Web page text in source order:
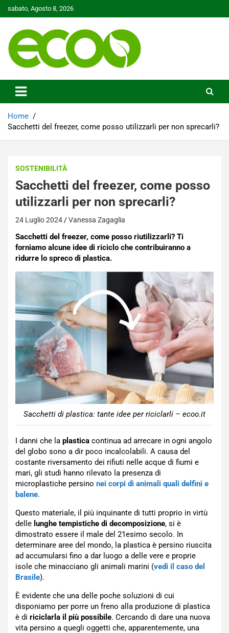
to
sabato, Agosto 8, 2026
Ecoo.it
Home
Sacchetti del freezer, come posso utilizzarli per non sprecarli?
SOSTENIBILITÀ
Sacchetti del freezer, come posso
utilizzarli per non sprecarli?
24 Luglio 2024 Vanessa Zagaglia
Sacchetti del freezer, come posso riutilizzarli? Ti
forniamo alcune idee di riciclo che contribuiranno a
ridurre lo spreco di plastica.
Sacchetti di plastica: tante idee per riciclarli – ecoo.it
I danni che la plastica continua ad arrecare in ogni angolo
del globo sono a dir poco incalcolabili. A causa del
costante riversamento dei rifiuti nelle acque di fiumi e
mari, gli studi hanno rilevato la presenza di
microplastiche persino nei corpi di animali quali delfini e
balene.
Questo materiale, il più inquinante di tutti proprio in virtù
delle lunghe tempistiche di decomposizione, si è
dimostrato essere il male del 21esimo secolo. In
determinare aree del mondo, la plastica è persino riuscita
ad accumularsi fino a dar luogo a delle vere e proprie
isole che minacciano gli animali marini (vedi il caso del
Brasile).
È evidente che una delle poche soluzioni di cui
disponiamo per porre un freno alla produzione di plastica
è di riciclarla il più possibile. Cercando di dare una nuova
vita persino a quegli oggetti che, apparentemente, una